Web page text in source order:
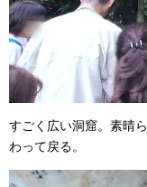
すごく広い洞窟。素晴
わって戻る。